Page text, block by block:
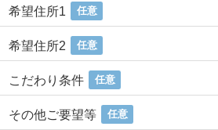
希望住所1 任意
希望住所2 任意
こだわり条件 任意
その他ご要望等 任意